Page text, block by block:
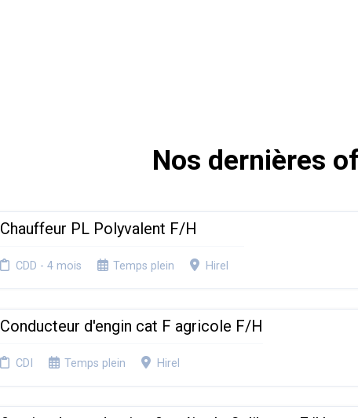
Nos dernières
Chauffeur PL Polyvalent F/H
CDD - 4 mois Temps plein Hirel
Conducteur d'engin cat F agricole F/H
CDI Temps plein Hirel